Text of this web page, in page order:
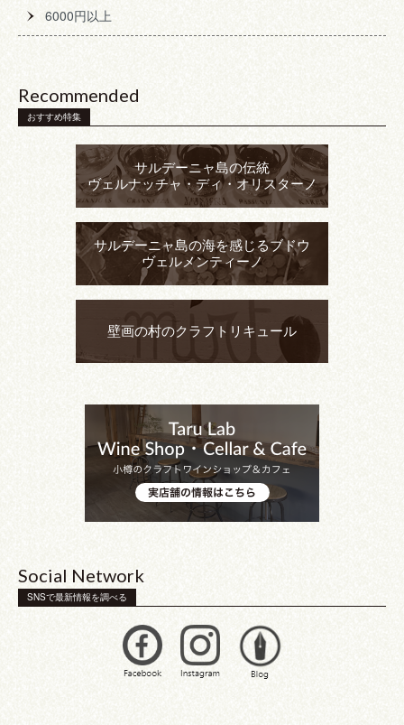
6000円以上
Recommended
おすすめ特集
サルデーニャ島の伝統
ヴェルナッチャ・ディ・オリスターノ
サルデーニャ島の海を感じるブドウ
ヴェルメンティーノ
壁画の村のクラフトリキュール
Social Network
SNSで最新情報を調べる